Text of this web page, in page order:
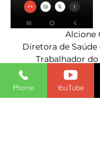
Alcione
Diretora de Saúde
Trabalhador do
Phone YouTube